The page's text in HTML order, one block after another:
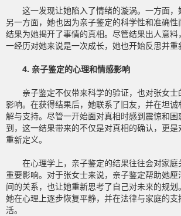
这一发现让她陷入了情绪的漩涡。一方面，
另一方面，她也因为亲子鉴定的科学性和准确
结果为她揭开了事情的真相。尽管结果出人意
一经历对她来说是一次成长，她也开始反思并重
4. 亲子鉴定的心理和情感影响
亲子鉴定不仅带来科学的验证，也对张女士
影响。在获得结果后，她联系了旧友，并在坦
解与支持。尽管一开始面对真相时感到震惊和困
到，这一结果带来的不仅是对真相的确认，更
重新定义。
在心理学上，亲子鉴定的结果往往会对家庭
重要影响。对于张女士来说，亲子鉴定帮助她厘
间的关系，也让她重新思考了自己对未来的规划
她在心理上逐步恢复平静，并在法律与家庭的
活。